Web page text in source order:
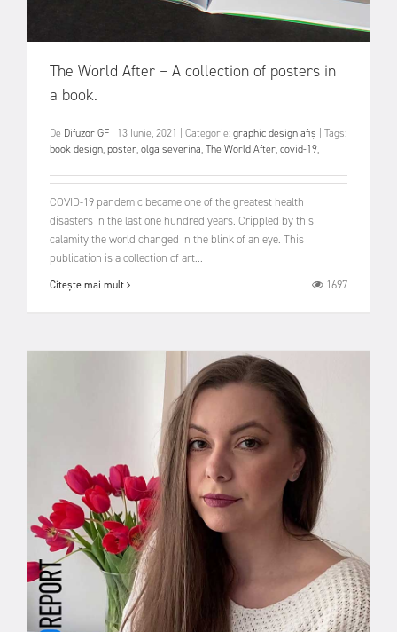
The World After – A collection of posters in
a book.
De Difuzor GF 13 Iunie, 2021 Categorie:graphic designafiș
Tags:
book design,poster,olga severina,The World After,covid-19,
COVID-19 pandemic became one of the greatest health
disasters in the last one hundred years. Crippled by this
calamity the world changed in the blink of an eye. This
publication is a collection of art...
Citește mai mult 1697